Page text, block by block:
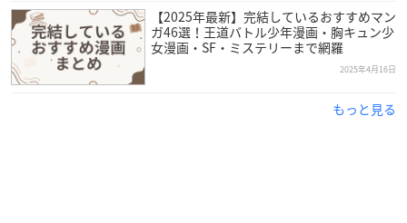
【2025年最新】完結しているおすすめマン
ガ46選！王道バトル少年漫画・胸キュン少
女漫画・SF・ミステリーまで網羅
2025年4月16日
もっと見る